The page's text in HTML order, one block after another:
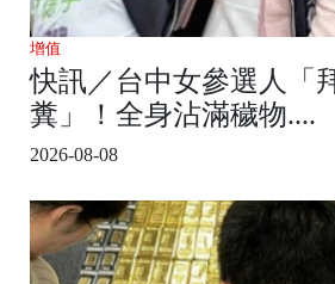
增值
快訊／台中女參選人「
糞」！全身沾滿穢物....
2026-08-08